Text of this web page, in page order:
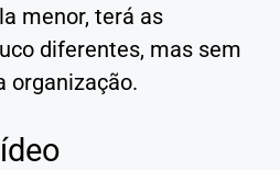
menor, terá as
diferentes, mas sem
organização.